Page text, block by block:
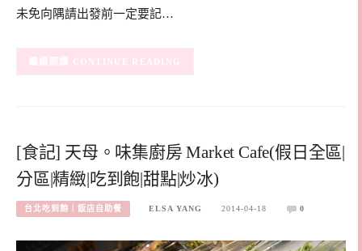
未免向隅請出發前一定要記…
CONTINUE READING
[食記] 天母。味集廚房 Market Cafe(假日全區|
分區|精緻|吃到飽|甜點|炒冰)
台北吃到飽｜飯店自助餐 ELSA YANG 2014-04-18 0